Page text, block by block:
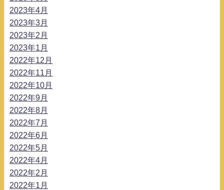
2023年4月
2023年3月
2023年2月
2023年1月
2022年12月
2022年11月
2022年10月
2022年9月
2022年8月
2022年7月
2022年6月
2022年5月
2022年4月
2022年2月
2022年1月